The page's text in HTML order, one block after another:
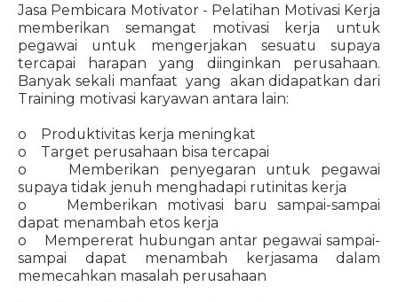
Jasa Pembicara Motivator - Pelatihan Motivasi Kerja
memberikan semangat motivasi kerja untuk
pegawai untuk mengerjakan sesuatu supaya
tercapai harapan yang diinginkan perusahaan.
Banyak sekali manfaat yang akan didapatkan dari
Training motivasi karyawan antara lain:
o Produktivitas kerja meningkat
o Target perusahaan bisa tercapai
o Memberikan penyegaran untuk pegawai
supaya tidak jenuh menghadapi rutinitas kerja
o Memberikan motivasi baru sampai-sampai
dapat menambah etos kerja
o Mempererat hubungan antar pegawai sampai-
sampai dapat menambah kerjasama dalam
memecahkan masalah perusahaan